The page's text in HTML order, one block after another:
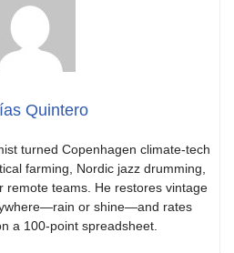
Quintero
turned Copenhagen climate-tech
farming, Nordic jazz drumming,
remote teams. He restores vintage
or shine—and rates
a 100-point spreadsheet.